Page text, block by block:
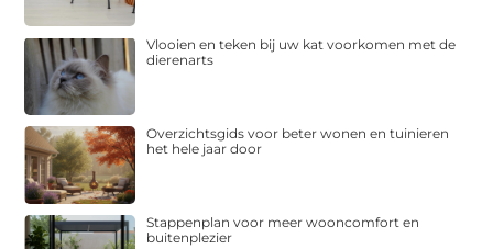
Vlooien en teken bij uw kat voorkomen met de
dierenarts
Overzichtsgids voor beter wonen en tuinieren
het hele jaar door
Stappenplan voor meer wooncomfort en
buitenplezier